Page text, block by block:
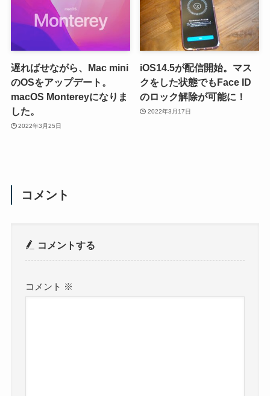
遅ればせながら、Mac mini
のOSをアップデート。
macOS Montereyになりま
した。
2022年3月25日
iOS14.5が配信開始。マス
クをした状態でもFace ID
のロック解除が可能に！
2022年3月17日
コメント
コメントする
コメント ※